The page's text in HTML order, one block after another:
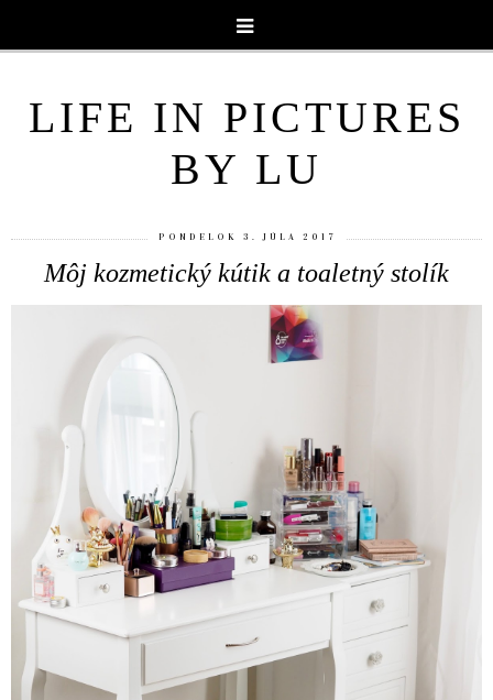
LIFE IN PICTURES
BY LU
PONDELOK 3. JÚLA 2017
Môj kozmetický kútik a toaletný stolík